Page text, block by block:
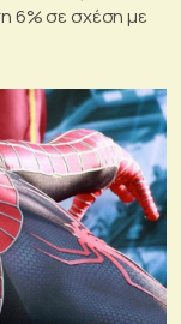
6% σε σχέση με